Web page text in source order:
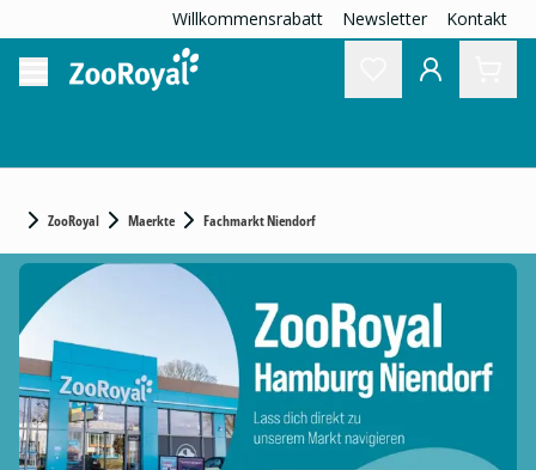
Willkommensrabatt Newsletter Kontakt
ZooRoyal Maerkte Fachmarkt Niendorf